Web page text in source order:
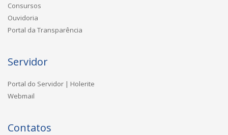
Consursos
Ouvidoria
Portal da Transparência
Servidor
Portal do Servidor | Holerite
Webmail
Contatos